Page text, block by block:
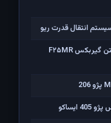
انتقال قدرت ریو
فیلم آموزش بازکردن ، عیب یابی و بستن گیربکس F۲۵MR